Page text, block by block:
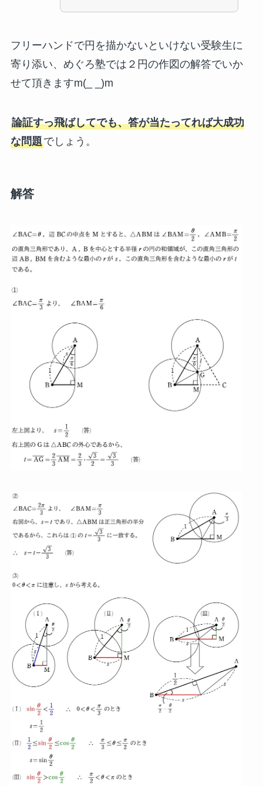
フリーハンドで円を描かないといけない受験生に
寄り添い、めぐろ塾では２円の作図の解答でいか
せて頂きますm(_ _)m
論証すっ飛ばしてでも、答が当たってれば大成功
な問題でしょう。
解答